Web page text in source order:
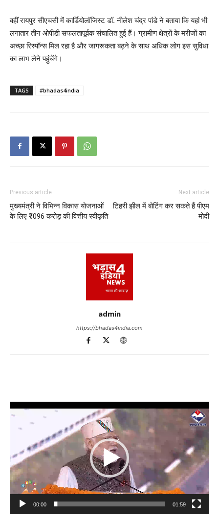
वहीं रायपुर सीएचसी में कार्डियोलॉजिस्ट डॉ. नीलेश चंद्र पांडे ने बताया कि यहां भी
लगातार तीन ओपीडी सफलतापूर्वक संचालित हुई हैं। ग्रामीण क्षेत्रों के मरीजों का
अच्छा रिस्पॉन्स मिल रहा है और जागरूकता बढ़ने के साथ अधिक लोग इस सुविधा
का लाभ लेने पहुंचेंगे।
TAGS #bhadas4india
Previous article
मुख्यमंत्री ने विभिन्न विकास योजनाओं
के लिए ₹1096 करोड़ की वित्तीय स्वीकृति
Next article
टिहरी झील में बोटिंग कर सकते हैं पीएम
मोदी
admin
https://bhadas4india.com
Player
00:00 01:59